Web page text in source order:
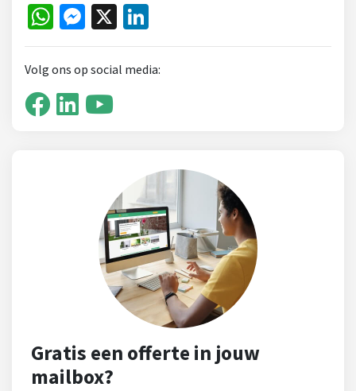
WhatsApp
Messenger
X
Volg ons op social media:
Gratis een offerte in jouw
mailbox?